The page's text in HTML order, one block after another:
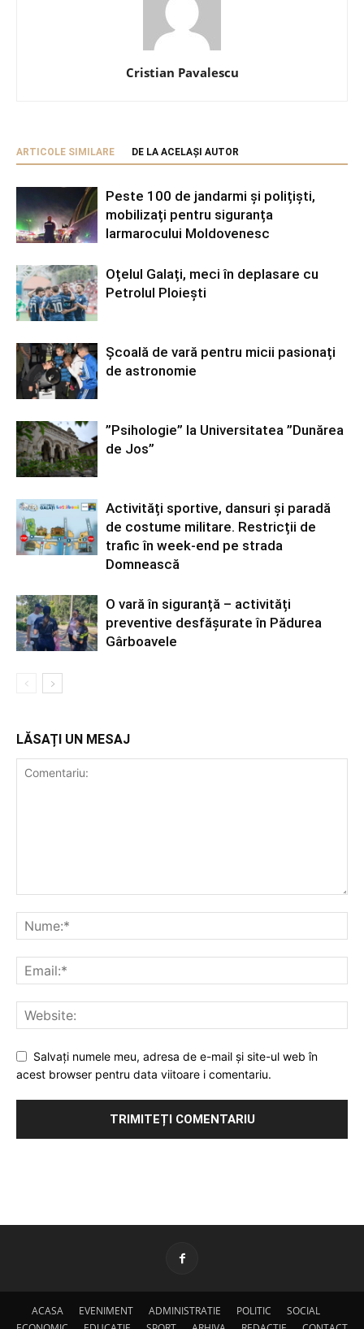
Cristian Pavalescu
ARTICOLE SIMILARE DE LA ACELAȘI AUTOR
Peste 100 de jandarmi și polițiști,
mobilizați pentru siguranța
Iarmarocului Moldovenesc
Oțelul Galați, meci în deplasare cu
Petrolul Ploiești
Școală de vară pentru micii pasionați
de astronomie
”Psihologie” la Universitatea ”Dunărea
de Jos”
Activități sportive, dansuri și paradă
de costume militare. Restricții de
trafic în week-end pe strada
Domnească
O vară în siguranță – activități
preventive desfășurate în Pădurea
Gârboavele
LĂSAȚI UN MESAJ
Salvați numele meu, adresa de e-mail și site-ul web în
acest browser pentru data viitoare i comentariu.
ACASA EVENIMENT ADMINISTRATIE POLITIC
SOCIAL